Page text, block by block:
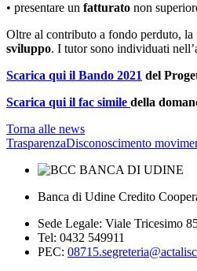
• presentare un fatturato non
Oltre al contributo a fondo perduto, la
sviluppo. I tutor sono individuati
Scarica qui il Bando 2021 del
Scarica qui il fac simile della
Torna alle news
TrasparenzaDisconoscimento
Banca di Udine Credito
Sede Legale: Viale Tricesimo
Tel: 0432 549911
PEC: